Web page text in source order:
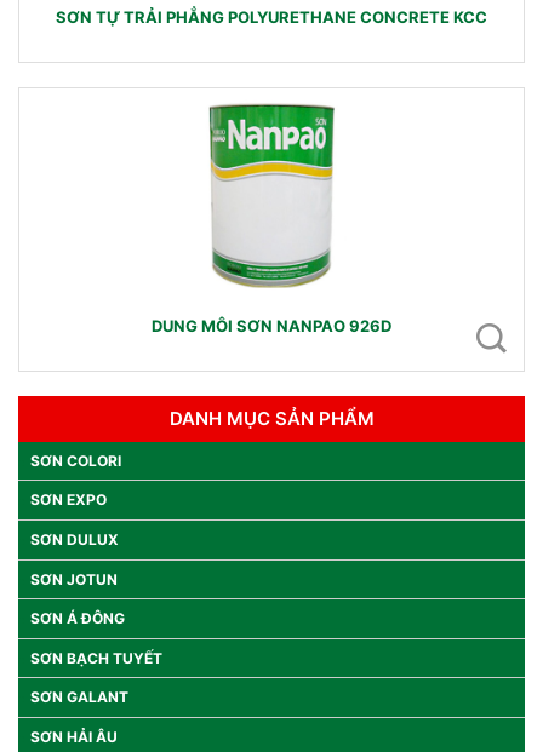
SƠN TỰ TRẢI PHẲNG POLYURETHANE CONCRETE KCC
DUNG MÔI SƠN NANPAO 926D
DANH MỤC SẢN PHẨM
SƠN COLORI
SƠN EXPO
SƠN DULUX
SƠN JOTUN
SƠN Á ĐÔNG
SƠN BẠCH TUYẾT
SƠN GALANT
SƠN HẢI ÂU